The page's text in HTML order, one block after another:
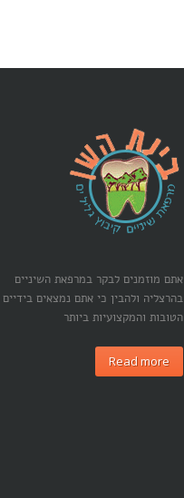
אתם מוזמנים לבקר במרפאת השיניים
בהרצליה ולהבין כי אתם נמצאים בידיים
הטובות והמקצועיות ביותר
Read more